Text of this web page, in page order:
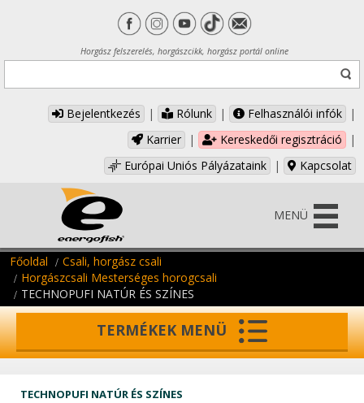
Horgász felszerelés, horgászcikk, horgász portál online
Bejelentkezés | Rólunk | Felhasználói infók
|
Karrier
| Kereskedői regisztráció
|
Európai Uniós Pályázataink
| Kapcsolat
MENÜ
Főoldal
Csali, horgász csali
Horgászcsali Mesterséges horogcsali
TECHNOPUFI NATÚR ÉS SZÍNES
TERMÉKEK MENÜ
TECHNOPUFI NATÚR ÉS SZÍNES